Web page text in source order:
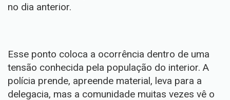
no dia anterior.
Esse ponto coloca a ocorrência dentro de uma
tensão conhecida pela população do interior. A
polícia prende, apreende material, leva para a
delegacia, mas a comunidade muitas vezes vê o